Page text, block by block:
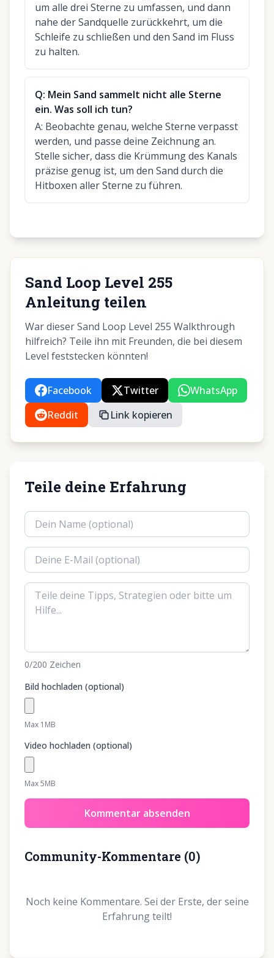
um alle drei Sterne zu umfassen, und dann
nahe der Sandquelle zurückkehrt, um die
Schleife zu schließen und den Sand im Fluss
zu halten.
Q: Mein Sand sammelt nicht alle Sterne
ein. Was soll ich tun?
A: Beobachte genau, welche Sterne verpasst
werden, und passe deine Zeichnung an.
Stelle sicher, dass die Krümmung des Kanals
präzise genug ist, um den Sand durch die
Hitboxen aller Sterne zu führen.
Sand Loop Level 255
Anleitung teilen
War dieser Sand Loop Level 255 Walkthrough
hilfreich? Teile ihn mit Freunden, die bei diesem
Level feststecken könnten!
Facebook Twitter
WhatsApp
Reddit
Link kopieren
Teile deine Erfahrung
0/200 Zeichen
Bild hochladen (optional)
Max 1MB
Video hochladen (optional)
Max 5MB
Kommentar absenden
Community-Kommentare (0)
Noch keine Kommentare. Sei der Erste, der seine
Erfahrung teilt!